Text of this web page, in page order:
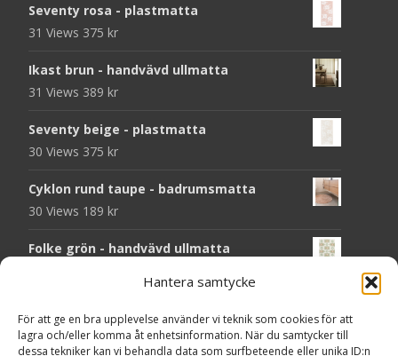
Hantera samtycke
För att ge en bra upplevelse använder vi teknik som cookies för att
lagra och/eller komma åt enhetsinformation. När du samtycker till
dessa tekniker kan vi behandla data som surfbeteende eller unika ID:n
Seventy rosa - plastmatta
31 Views 375 kr
Ikast brun - handvävd ullmatta
31 Views 389 kr
Seventy beige - plastmatta
30 Views 375 kr
Cyklon rund taupe - badrumsmatta
30 Views 189 kr
Folke grön - handvävd ullmatta
28 Views375kr